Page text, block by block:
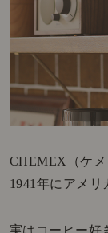
CHEMEX（ケメ
1941年にアメリ
実はコーヒー好